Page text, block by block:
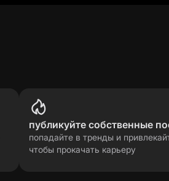
публикуйте собственные
попадайте в тренды и
чтобы прокачать карьеру